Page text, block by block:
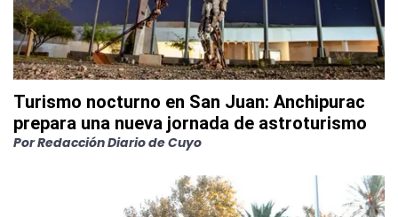
Turismo nocturno en San Juan: Anchipurac
prepara una nueva jornada de astroturismo
PorRedacción Diario de Cuyo